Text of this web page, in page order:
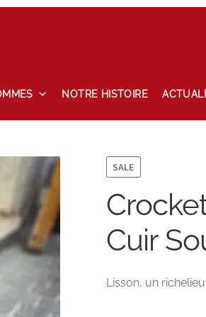
NOTRE HISTOIRE
SALE
Cuir
Lisson, un